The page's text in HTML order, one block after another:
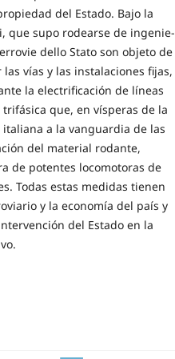
del Estado. Bajo la
que supo rodearse de ingenie­
dello Stato son objeto de
vías y las instalaciones fijas,
la electrificación de líneas
que, en vísperas de la
a la vanguardia de las
del material rodante,
de potentes locomotoras de
Todas estas medidas tienen
y la economía del país y
del Estado en la